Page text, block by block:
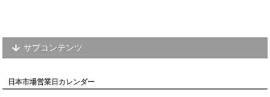
サブコンテンツ
日本市場営業日カレンダー